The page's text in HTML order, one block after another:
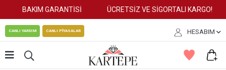
BAKIM GARANTİSİ ÜCRETSİZ VE SİGORTALI KARGO!
CANLI YARDIM CANLI PİYASALAR HESABIM